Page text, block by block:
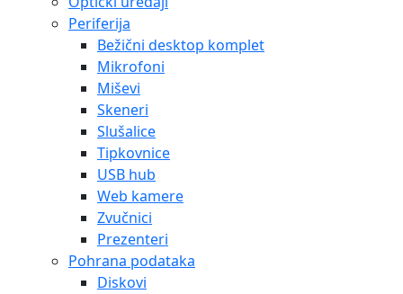
Periferija
Bežični desktop komplet
Mikrofoni
Miševi
Skeneri
Slušalice
Tipkovnice
USB hub
Web kamere
Zvučnici
Prezenteri
Pohrana podataka
Diskovi